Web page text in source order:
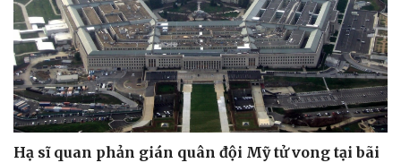
Hạ sĩ quan phản gián quân đội Mỹ tử vong tại bãi